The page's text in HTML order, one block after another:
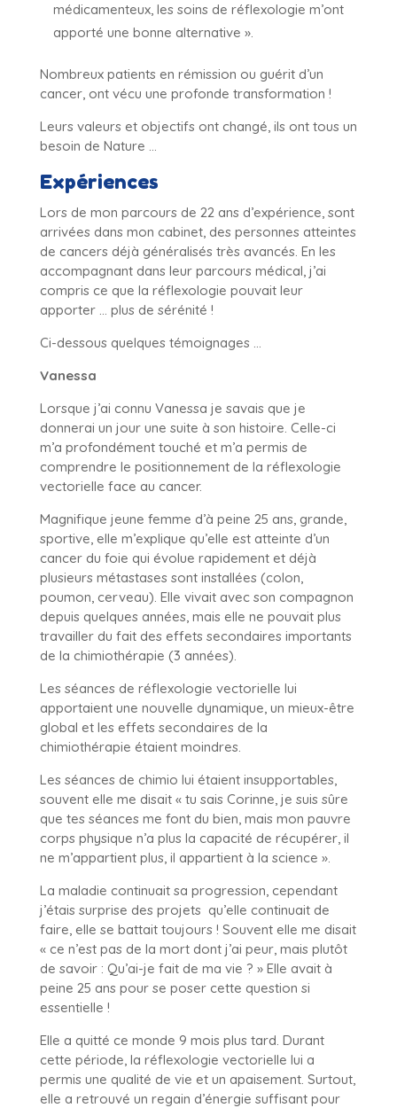
médicamenteux, les soins de réflexologie m’ont
apporté une bonne alternative ».
Nombreux patients en rémission ou guérit d’un
cancer, ont vécu une profonde transformation !
Leurs valeurs et objectifs ont changé, ils ont tous un
besoin de Nature …
Expériences
Lors de mon parcours de 22 ans d’expérience, sont
arrivées dans mon cabinet, des personnes atteintes
de cancers déjà généralisés très avancés. En les
accompagnant dans leur parcours médical, j’ai
compris ce que la réflexologie pouvait leur
apporter … plus de sérénité !
Ci-dessous quelques témoignages …
Vanessa
Lorsque j’ai connu Vanessa je savais que je
donnerai un jour une suite à son histoire. Celle-ci
m’a profondément touché et m’a permis de
comprendre le positionnement de la réflexologie
vectorielle face au cancer.
Magnifique jeune femme d’à peine 25 ans, grande,
sportive, elle m’explique qu’elle est atteinte d’un
cancer du foie qui évolue rapidement et déjà
plusieurs métastases sont installées (colon,
poumon, cerveau). Elle vivait avec son compagnon
depuis quelques années, mais elle ne pouvait plus
travailler du fait des effets secondaires importants
de la chimiothérapie (3 années).
Les séances de réflexologie vectorielle lui
apportaient une nouvelle dynamique, un mieux-être
global et les effets secondaires de la
chimiothérapie étaient moindres.
Les séances de chimio lui étaient insupportables,
souvent elle me disait « tu sais Corinne, je suis sûre
que tes séances me font du bien, mais mon pauvre
corps physique n’a plus la capacité de récupérer, il
ne m’appartient plus, il appartient à la science ».
La maladie continuait sa progression, cependant
j’étais surprise des projets qu’elle continuait de
faire, elle se battait toujours ! Souvent elle me disait
« ce n’est pas de la mort dont j’ai peur, mais plutôt
de savoir : Qu’ai-je fait de ma vie ? » Elle avait à
peine 25 ans pour se poser cette question si
essentielle !
Elle a quitté ce monde 9 mois plus tard. Durant
cette période, la réflexologie vectorielle lui a
permis une qualité de vie et un apaisement. Surtout,
elle a retrouvé un regain d’énergie suffisant pour